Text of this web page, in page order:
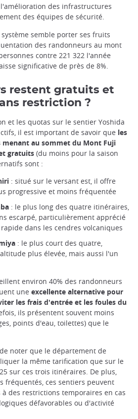
des infrastructures
des équipes de sécurité.
semble porter ses fruits
des randonneurs au mont
contre 221 322 l'année
significative de près de 8%.
restent gratuits et
restriction ?
et les quotas sur le sentier Yoshida
il est important de savoir que les
au sommet du Mont Fuji
gratuits (du moins pour la saison
sont :
: situé sur le versant est, il offre
progressive et moins fréquentée
: le plus long des quatre itinéraires,
escarpé, particulièrement apprécié
dans les cendres volcaniques
: le plus court des quatre,
plus élevée, mais aussi l'un
environ 40% des randonneurs
une excellente alternative pour
les frais d'entrée et les foules du
ils présentent souvent moins
points d'eau, toilettes) que le
noter que le département de
la même tarification que sur le
sur ces trois itinéraires. De plus,
fréquentés, ces sentiers peuvent
des restrictions temporaires en cas
défavorables ou d'activité